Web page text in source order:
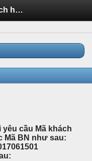
Lỗi trùng mã khách hàng
cầu Mã khách
Mã BN như sau: